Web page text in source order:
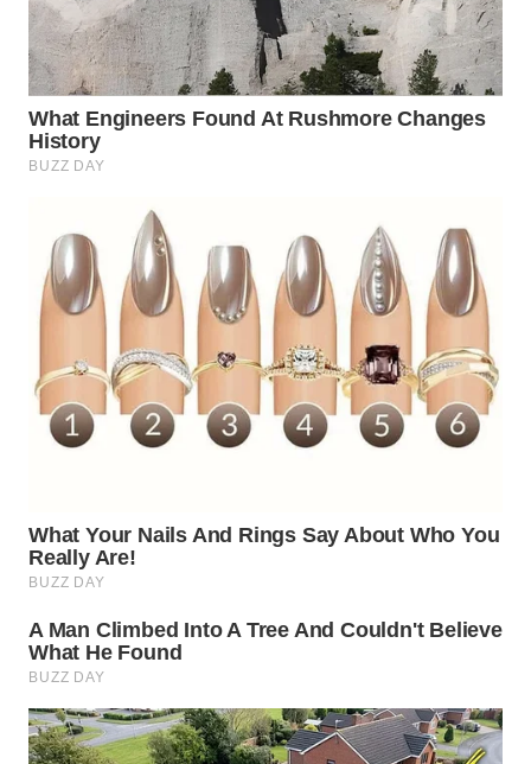
WN
SAMOSIR
WN
PADANG
LAWAS
WN
SUMEDANG
WN
WN
KEPULAUAN
TANGERANG
BINJAI
CIREBON